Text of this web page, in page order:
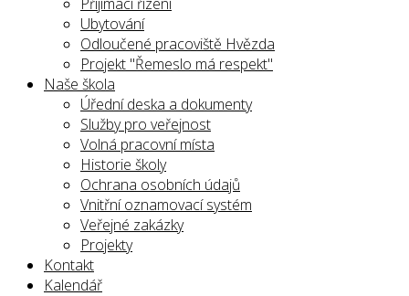
Ubytování
Odloučené pracoviště Hvězda
Projekt "Řemeslo má respekt"
Naše škola
Úřední deska a dokumenty
Služby pro veřejnost
Volná pracovní místa
Historie školy
Ochrana osobních údajů
Vnitřní oznamovací systém
Veřejné zakázky
Projekty
Kontakt
Kalendář